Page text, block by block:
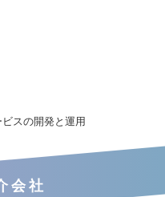
スの開発と運用
会社